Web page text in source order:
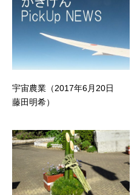
宇宙農業（2017年6月20日
藤田明希）